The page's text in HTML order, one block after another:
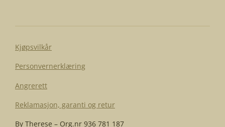
Kjøpsvilkår
Personvernerklæring
Angrerett
Reklamasjon, garanti og retur
By Therese – Org.nr 936 781 187